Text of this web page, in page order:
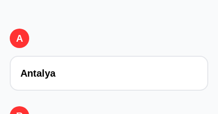
A
Antalya